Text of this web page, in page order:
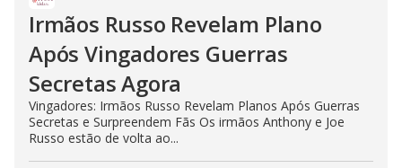
Irmãos Russo Revelam Plano
Após Vingadores Guerras
Secretas Agora
Vingadores: Irmãos Russo Revelam Planos Após Guerras
Secretas e Surpreendem Fãs Os irmãos Anthony e Joe
Russo estão de volta ao...